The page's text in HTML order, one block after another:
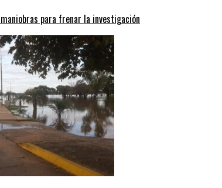
para frenar la investigación